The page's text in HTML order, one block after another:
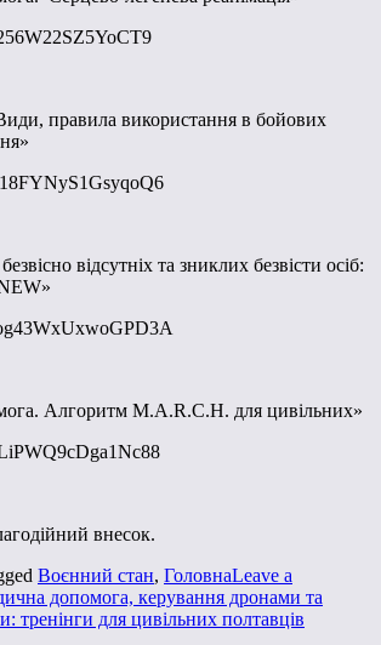
правила використання в бойових
відсутніх та зниклих безвісти осіб:
Алгоритм M.A.R.C.H. для цивільних»
внесок.
Воєнний стан, ГоловнаLeave a
допомога, керування дронами та
тренінги для цивільних полтавців